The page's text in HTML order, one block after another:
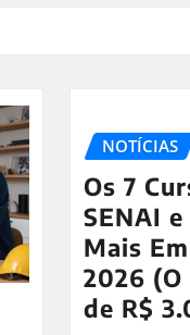
NOTÍCIAS
Os 7
SENAI
Mais
2026 (O
de R$